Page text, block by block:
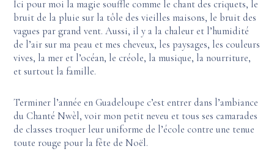
Ici pour moi la magie souffle comme le chant des criquets, le
bruit de la pluie sur la tôle des vieilles maisons, le bruit des
vagues par grand vent. Aussi, il y a la chaleur et l’humidité
de l’air sur ma peau et mes cheveux, les paysages, les couleurs
vives, la mer et l’océan, le créole, la musique, la nourriture,
et surtout la famille.
Terminer l’année en Guadeloupe c’est entrer dans l’ambiance
du Chanté Nwèl, voir mon petit neveu et tous ses camarades
de classes troquer leur uniforme de l’école contre une tenue
toute rouge pour la fête de Noël.